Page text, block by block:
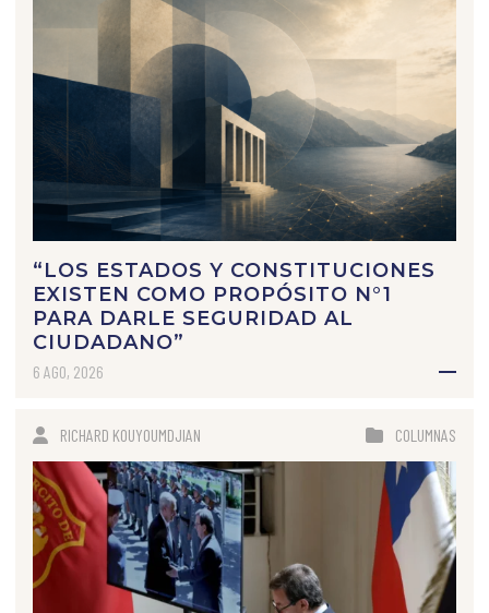
“LOS ESTADOS Y CONSTITUCIONES
EXISTEN COMO PROPÓSITO N°1
PARA DARLE SEGURIDAD AL
CIUDADANO”
6 AGO, 2026
RICHARD KOUYOUMDJIAN COLUMNAS